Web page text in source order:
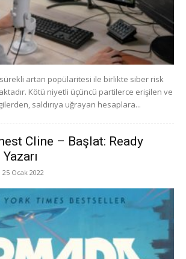
artan popülaritesi ile birlikte siber risk
Kötü niyetli üçüncü partilerce erişilen ve
saldırıya uğrayan hesaplara...
Cline – Başlat: Ready
Yazarı
25 Ocak 2022